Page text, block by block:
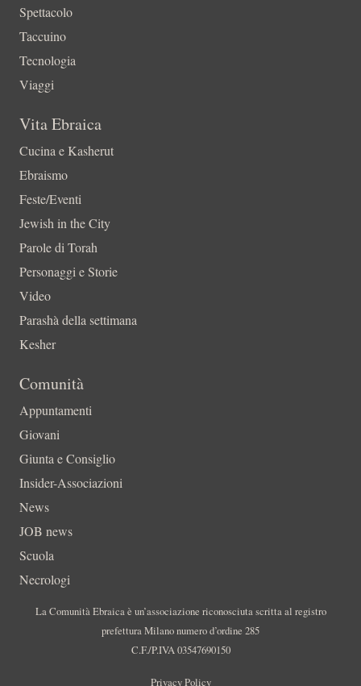
Spettacolo
Taccuino
Tecnologia
Viaggi
Vita Ebraica
Cucina e Kasherut
Ebraismo
Feste/Eventi
Jewish in the City
Parole di Torah
Personaggi e Storie
Video
Parashà della settimana
Kesher
Comunità
Appuntamenti
Giovani
Giunta e Consiglio
Insider-Associazioni
News
JOB news
Scuola
Necrologi
La Comunità Ebraica è un’associazione riconosciuta scritta al registro
prefettura Milano numero d’ordine 285
C.F./P.IVA 03547690150
Privacy Policy